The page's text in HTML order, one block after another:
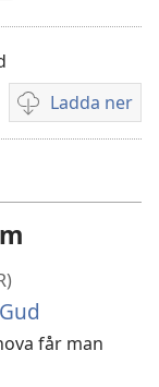
Ladda ner
Valmöjligheter
för
får man